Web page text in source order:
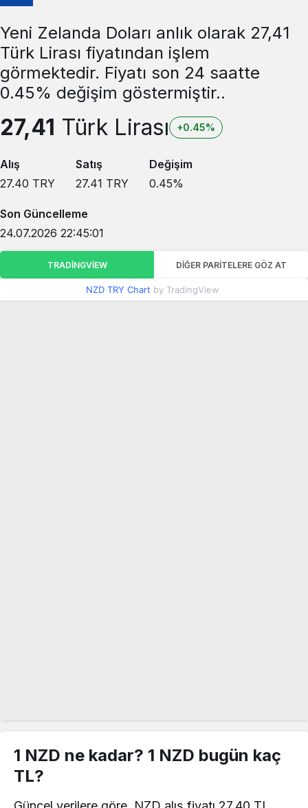
Yeni Zelanda Doları anlık olarak 27,41
Türk Lirası fiyatından işlem
görmektedir. Fiyatı son 24 saatte
0.45% değişim göstermiştir..
27,41 Türk Lirası +0.45%
Alış
27.40 TRY
Satış
27.41 TRY
Değişim
0.45%
Son Güncelleme
24.07.2026 22:45:01
TRADINGVIEW DIĞER PARITELERE GÖZ AT
NZD TRY Chart by TradingView
1 NZD ne kadar? 1 NZD bugün kaç
TL?